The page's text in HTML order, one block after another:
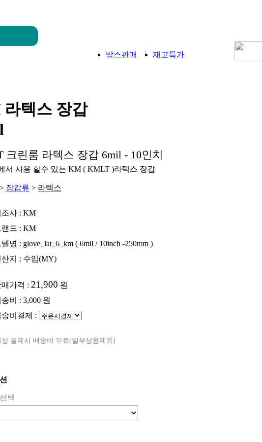
박스판매
재고특가
텍스 장갑
크린룸 라텍스 장갑 6mil - 10인치
서 사용 할수 있는 KM ( KMLT )라텍스 장갑
> 장갑류 > 라텍스
조사 : KM
랜드 : KM
델명 : glove_lat_6_km ( 6mil / 10inch -250mm )
산지 : 수입(MY)
매가격 : 21,900 원
비 : 3,000 원
송비결제 :
상 결제시 배송비 무료(일부상품제외)
택